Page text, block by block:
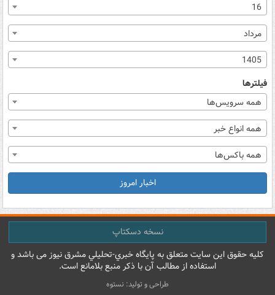
16
مرداد
1405
فیلترها
همه سرویس‌ها
همه انواع خبر
همه باکس‌ها
اخبار امروز
نسخه دسکتاپ
کليه حقوق اين سايت متعلق به پایگاه خبري-تحليلي مشرق نيوز می باشد و
استفاده از مطالب آن با ذکر منبع بلامانع است.
طراحی و تولید: نستوه